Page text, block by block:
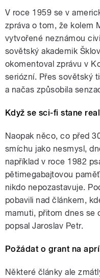
V roce 1959 se v
zpráva o tom, že kolem
vytvořené neznámou
sovětský akademik
okomentoval zprávu v
seriózní. Přes sovětský
a načas způsobila
Když se sci-fi stane
Naopak něco, co před
smíchu jako nesmysl,
například v roce 1982
pětimegabajtovou
nikdo nepozastavuje.
pobavili nad článkem,
mamuti, přitom dnes se
popsal Jaroslav Petr.
Požádat o grant na
Některé články ale